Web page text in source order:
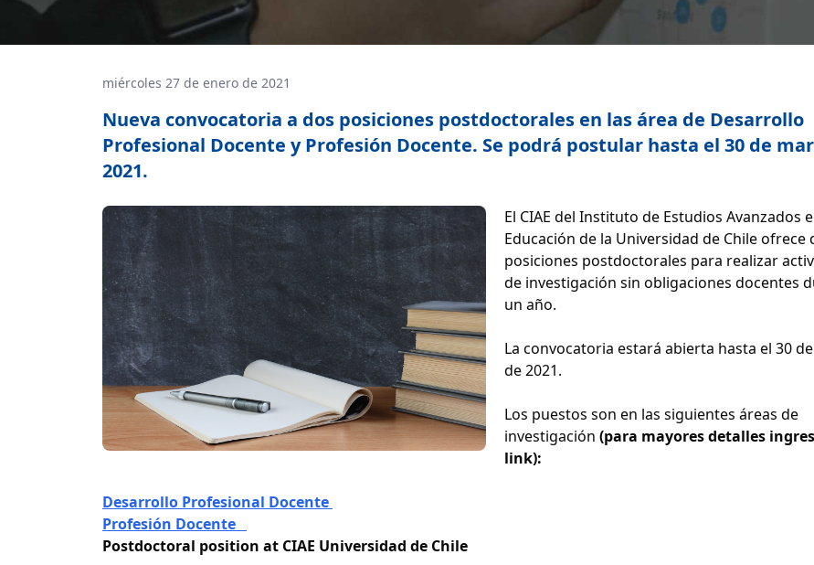
miércoles 27 de enero de 2021
Nueva convocatoria a dos posiciones postdoctorales en las área de Desarrollo
Profesional Docente y Profesión Docente. Se podrá postular hasta el 30 de
2021.
El CIAE del Instituto de Estudios Avanzados
Educación de la Universidad de Chile ofrece
posiciones postdoctorales para realizar
de investigación sin obligaciones docentes
un año.
La convocatoria estará abierta hasta el 30
de 2021.
Los puestos son en las siguientes áreas de
investigación (para mayores detalles
link):
Desarrollo Profesional Docente
Profesión Docente
Postdoctoral position at CIAE Universidad de Chile